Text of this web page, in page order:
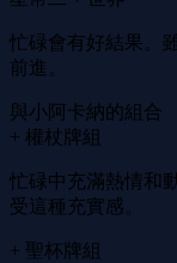
忙碌會有好結果。
前進。
與小阿卡納的組合
+ 權杖牌組
忙碌中充滿熱情和
受這種充實感。
+ 聖杯牌組